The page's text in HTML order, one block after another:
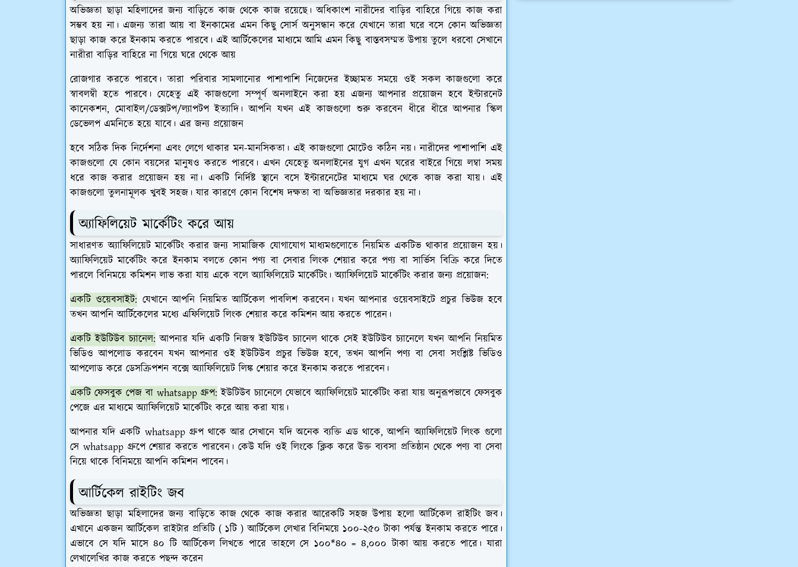
অভিজ্ঞতা ছাড়া মহিলাদের জন্য বাড়িতে কাজ থেকে কাজ রয়েছে। অধিকাংশ নারীদের বাড়ির বাহিরে গিয়ে কাজ করা
সম্ভব হয় না। এজন্য তারা আয় বা ইনকামের এমন কিছু সোর্স অনুসন্ধান করে যেখানে তারা ঘরে বসে কোন অভিজ্ঞতা
ছাড়া কাজ করে ইনকাম করতে পারবে। এই আর্টিকেলের মাধ্যমে আমি এমন কিছু বাস্তবসম্মত উপায় তুলে ধরবো সেখানে
নারীরা বাড়ির বাহিরে না গিয়ে ঘরে থেকে আয়
রোজগার করতে পারবে। তারা পরিবার সামলানোর পাশাপাশি নিজেদের ইচ্ছামত সময়ে ওই সকল কাজগুলো করে
স্বাবলম্বী হতে পারবে। যেহেতু এই কাজগুলো সম্পূর্ণ অনলাইনে করা হয় এজন্য আপনার প্রয়োজন হবে ইন্টারনেট
কানেকশন, মোবাইল/ডেক্সটপ/ল্যাপটপ ইত্যাদি। আপনি যখন এই কাজগুলো শুরু করবেন ধীরে ধীরে আপনার স্কিল
ডেভেলপ এমনিতে হয়ে যাবে। এর জন্য প্রয়োজন
হবে সঠিক দিক নির্দেশনা এবং লেগে থাকার মন-মানসিকতা। এই কাজগুলো মোটেও কঠিন নয়। নারীদের পাশাপাশি এই
কাজগুলো যে কোন বয়সের মানুষও করতে পারবে। এখন যেহেতু অনলাইনের যুগ এখন ঘরের বাইরে গিয়ে লম্বা সময়
ধরে কাজ করার প্রয়োজন হয় না। একটি নির্দিষ্ট স্থানে বসে ইন্টারনেটের মাধ্যমে ঘর থেকে কাজ করা যায়। এই
কাজগুলো তুলনামূলক খুবই সহজ। যার কারণে কোন বিশেষ দক্ষতা বা অভিজ্ঞতার দরকার হয় না।
অ্যাফিলিয়েট মার্কেটিং করে আয়
সাধারণত অ্যাফিলিয়েট মার্কেটিং করার জন্য সামাজিক যোগাযোগ মাধ্যমগুলোতে নিয়মিত একটিভ থাকার প্রয়োজন হয়।
অ্যাফিলিয়েট মার্কেটিং করে ইনকাম বলতে কোন পণ্য বা সেবার লিংক শেয়ার করে পণ্য বা সার্ভিস বিক্রি করে দিতে
পারলে বিনিময়ে কমিশন লাভ করা যায় একে বলে অ্যাফিলিয়েট মার্কেটিং। অ্যাফিলিয়েট মার্কেটিং করার জন্য প্রয়োজন:
একটি ওয়েবসাইট: যেখানে আপনি নিয়মিত আর্টিকেল পাবলিশ করবেন। যখন আপনার ওয়েবসাইটে প্রচুর ভিউজ হবে
তখন আপনি আর্টিকেলের মধ্যে এফিলিয়েট লিংক শেয়ার করে কমিশন আয় করতে পারেন।
একটি ইউটিউব চ্যানেল: আপনার যদি একটি নিজস্ব ইউটিউব চ্যানেল থাকে সেই ইউটিউব চ্যানেলে যখন আপনি নিয়মিত
ভিডিও আপলোড করবেন যখন আপনার ওই ইউটিউব প্রচুর ভিউজ হবে, তখন আপনি পণ্য বা সেবা সংশ্লিষ্ট ভিডিও
আপলোড করে ডেসক্রিপশন বক্সে অ্যাফিলিয়েট লিঙ্ক শেয়ার করে ইনকাম করতে পারবেন।
একটি ফেসবুক পেজ বা whatsapp গ্রুপ: ইউটিউব চ্যানেলে যেভাবে অ্যাফিলিয়েট মার্কেটিং করা যায় অনুরূপভাবে ফেসবুক
পেজে এর মাধ্যমে অ্যাফিলিয়েট মার্কেটিং করে আয় করা যায়।
আপনার যদি একটি whatsapp গ্রুপ থাকে আর সেখানে যদি অনেক ব্যক্তি এড থাকে, আপনি অ্যাফিলিয়েট লিংক গুলো
সে whatsapp গ্রুপে শেয়ার করতে পারবেন। কেউ যদি ওই লিংকে ক্লিক করে উক্ত ব্যবসা প্রতিষ্ঠান থেকে পণ্য বা সেবা
নিয়ে থাকে বিনিময়ে আপনি কমিশন পাবেন।
আর্টিকেল রাইটিং জব
অভিজ্ঞতা ছাড়া মহিলাদের জন্য বাড়িতে কাজ থেকে কাজ করার আরেকটি সহজ উপায় হলো আর্টিকেল রাইটিং জব।
এখানে একজন আর্টিকেল রাইটার প্রতিটি ( ১টি ) আর্টিকেল লেখার বিনিময়ে ১০০-২৫০ টাকা পর্যন্ত ইনকাম করতে পারে।
এভাবে সে যদি মাসে ৪০ টি আর্টিকেল লিখতে পারে তাহলে সে ১০০*৪০ = ৪,০০০ টাকা আয় করতে পারে। যারা
লেখালেখির কাজ করতে পছন্দ করেন